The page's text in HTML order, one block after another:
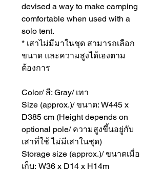
devised a way to make camping
comfortable when used with a
solo tent.
* เสาไม่มีมาในชุด สามารถเลือก
ขนาด และความสูงได้เองตาม
ต้องการ
Color/ สี: Gray/ เทา
Size (approx.)/ ขนาด: W445 x
D385 cm (Height depends on
optional pole/ ความสูงขึ้นอยู่กับ
เสาที่ใช้ ไม่มีเสาในชุด)
Storage size (approx.)/ ขนาดเมื่อ
เก็บ: W36 x D14 x H14m